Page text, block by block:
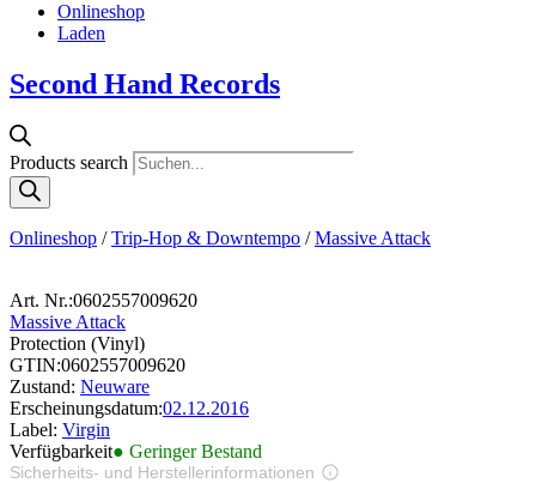
Onlineshop
Laden
Second Hand Records
Products search
Onlineshop /Trip-Hop & Downtempo /Massive Attack
Art. Nr.:0602557009620
Massive Attack
Protection (Vinyl)
GTIN:0602557009620
Zustand: Neuware
Erscheinungsdatum:02.12.2016
Label: Virgin
Verfügbarkeit● Geringer Bestand
Sicherheits- und Herstellerinformationen